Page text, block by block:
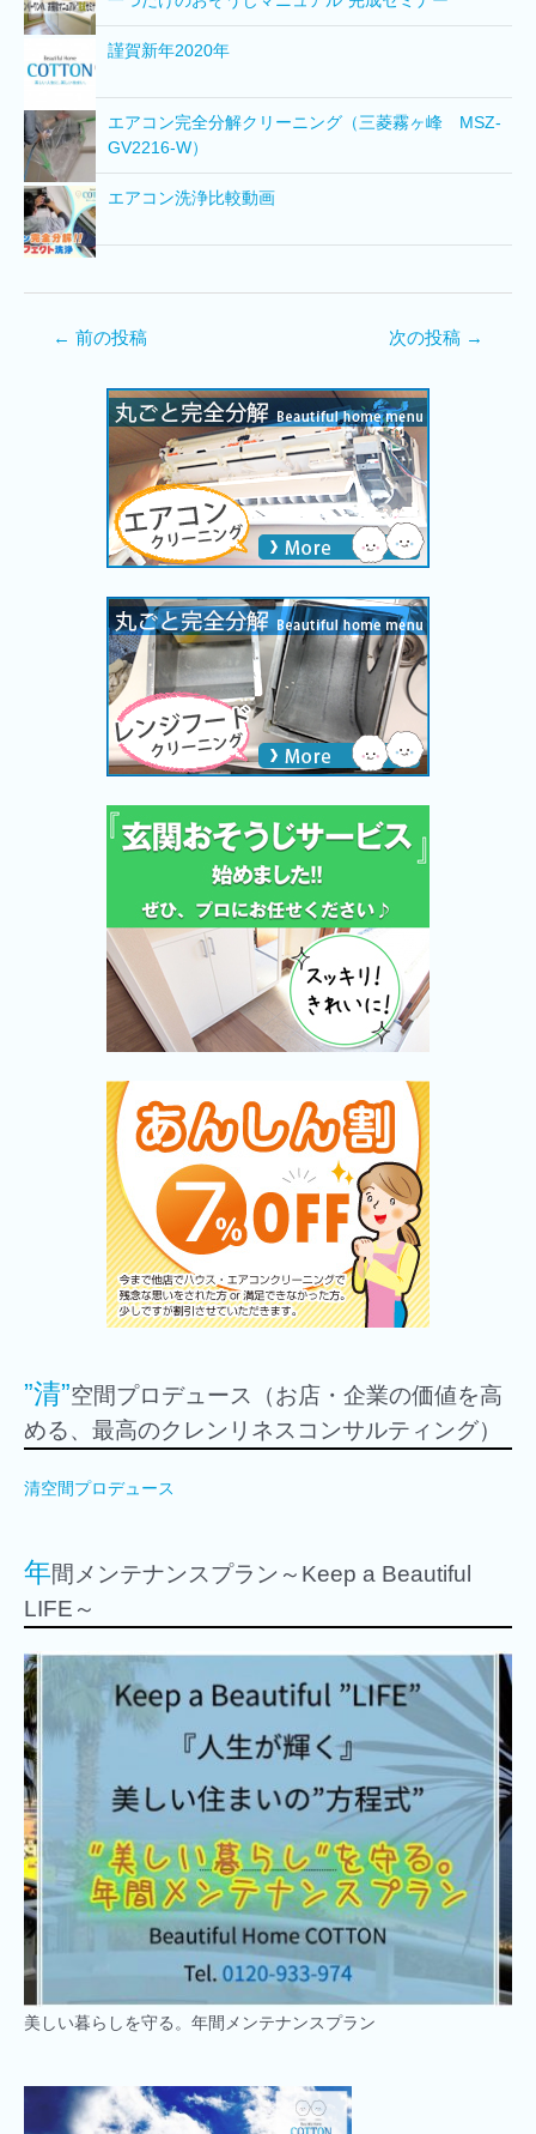
謹賀新年2020年
エアコン完全分解クリーニング（三菱霧ヶ峰 MSZ-
GV2216-W）
エアコン洗浄比較動画
← 前の投稿 次の投稿 →
”清”空間プロデュース（お店・企業の価値を高
める、最高のクレンリネスコンサルティング）
清空間プロデュース
年間メンテナンスプラン～Keep a Beautiful
LIFE～
美しい暮らしを守る。年間メンテナンスプラン